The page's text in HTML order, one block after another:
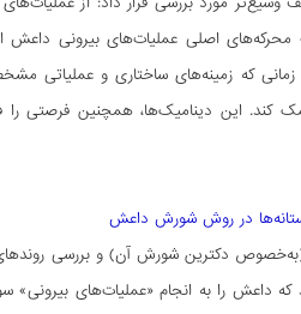
اصلی عملیات‌های بیرونی داعش
زمانی که زمینه‌های ساختاری و
این دینامیک‌ها، همچنین فرصتی را
آستانه‌ها در روش شورش داعش
دکترین شورش آن) و بررسی
که داعش را به انجام «عملیات‌های